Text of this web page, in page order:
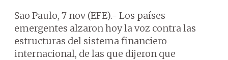
Sao Paulo, 7 nov (EFE).- Los países
emergentes alzaron hoy la voz contra las
estructuras del sistema financiero
internacional, de las que dijeron que